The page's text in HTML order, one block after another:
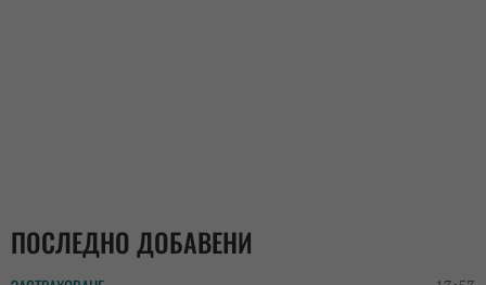
ПОСЛЕДНО ДОБАВЕНИ